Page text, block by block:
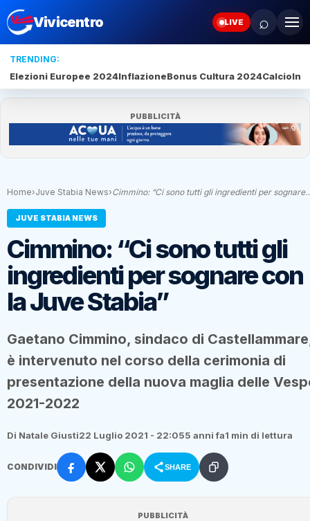
Vivicentro LIVE ⌕
TRENDING:
Elezioni Europee 2024InflazioneBonus Cultura 2024Calcio
PUBBLICITÀ
Home›Juve Stabia News›Cimmino: “Ci sono tutti gli ingredienti per
JUVE STABIA NEWS
Cimmino: “Ci sono tutti gli
ingredienti per sognare con
la Juve Stabia”
Gaetano Cimmino, sindaco di
è intervenuto nel corso della cerimonia di
presentazione della nuova maglia delle
2021-2022
Di Natale Giusti22 Luglio 2021 - 22:055 anni fa1 min di lettura
CONDIVIDI SHARE
PUBBLICITÀ